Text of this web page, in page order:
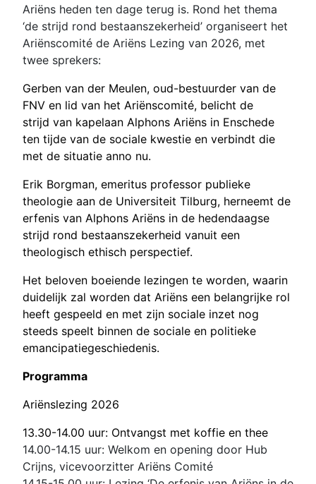
Ariëns heden ten dage terug is. Rond het thema
‘de strijd rond bestaanszekerheid’ organiseert het
Ariënscomité de Ariëns Lezing van 2026, met
twee sprekers:
Gerben van der Meulen, oud-bestuurder van de
FNV en lid van het Ariënscomité, belicht de
strijd van kapelaan Alphons Ariëns in Enschede
ten tijde van de sociale kwestie en verbindt die
met de situatie anno nu.
Erik Borgman, emeritus professor publieke
theologie aan de Universiteit Tilburg, herneemt de
erfenis van Alphons Ariëns in de hedendaagse
strijd rond bestaanszekerheid vanuit een
theologisch ethisch perspectief.
Het beloven boeiende lezingen te worden, waarin
duidelijk zal worden dat Ariëns een belangrijke rol
heeft gespeeld en met zijn sociale inzet nog
steeds speelt binnen de sociale en politieke
emancipatiegeschiedenis.
Programma
Ariënslezing 2026
13.30-14.00 uur: Ontvangst met koffie en thee
14.00-14.15 uur: Welkom en opening door Hub
Crijns, vicevoorzitter Ariëns Comité